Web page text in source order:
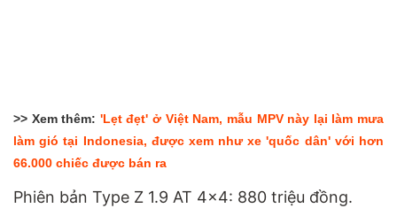
>> Xem thêm: 'Lẹt đẹt' ở Việt Nam, mẫu MPV này lại làm mưa
làm gió tại Indonesia, được xem như xe 'quốc dân' với hơn
66.000 chiếc được bán ra
Phiên bản Type Z 1.9 AT 4x4: 880 triệu đồng.